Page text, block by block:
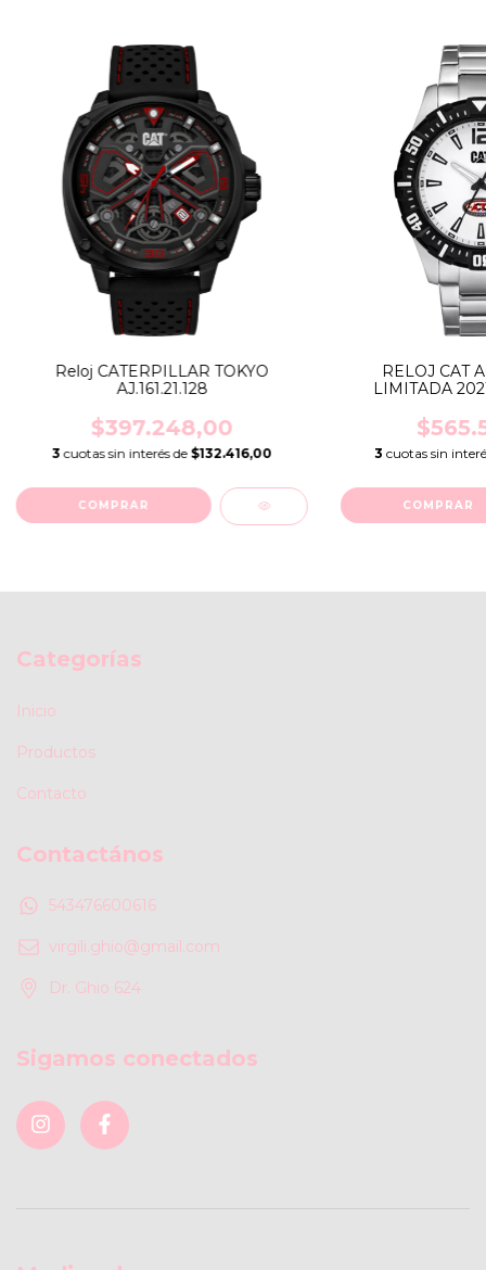
Reloj CATERPILLAR TOKYO
AJ.161.21.128
$397.248,00
3 cuotas sin interés de $132.416,00
RELOJ CAT
LIMITADA
3 cuotas sin
Categorías
Inicio
Productos
Contacto
Contactános
543476600616
virgili.ghio@gmail.com
Dr. Ghio 624
Sigamos conectados